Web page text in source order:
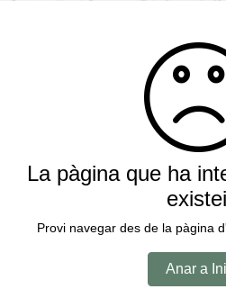
La pàgina que ha
Provi navegar des de la pàgina
Anar a